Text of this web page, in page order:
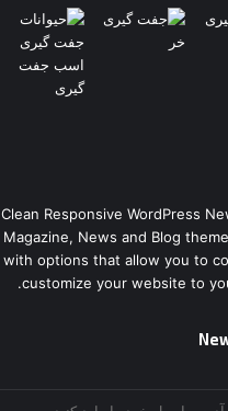
Clean Responsive WordPress
Magazine, News and Blog
with options that allow you to
customize your website to